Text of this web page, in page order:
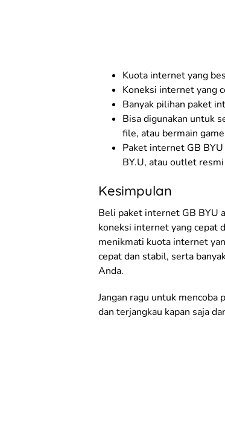
Kuota internet yang
Koneksi internet yang
Banyak pilihan paket
Bisa digunakan untuk
file, atau bermain
Paket internet GB
BY.U, atau outlet resmi
Kesimpulan
Beli paket internet GB BYU
koneksi internet yang cepat
menikmati kuota internet
cepat dan stabil, serta
Anda.
Jangan ragu untuk
dan terjangkau kapan saja